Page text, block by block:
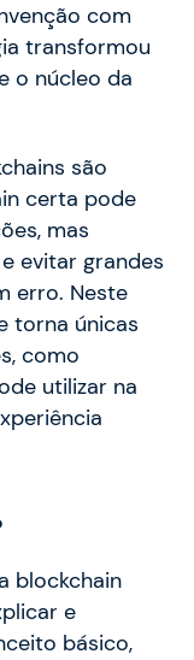
com
transformou
o núcleo da
são
certa pode
mas
evitar grandes
erro. Neste
torna únicas
como
utilizar na
blockchain
e
básico,